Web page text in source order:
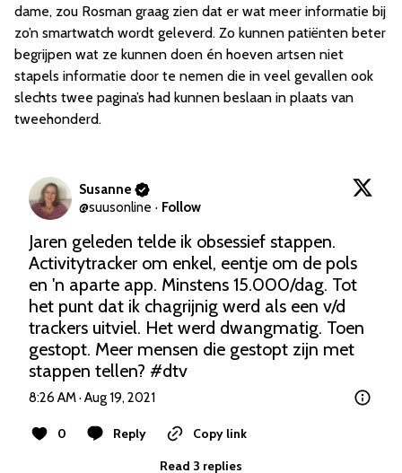
dame, zou Rosman graag zien dat er wat meer informatie bij
zo’n smartwatch wordt geleverd. Zo kunnen patiënten beter
begrijpen wat ze kunnen doen én hoeven artsen niet
stapels informatie door te nemen die in veel gevallen ook
slechts twee pagina’s had kunnen beslaan in plaats van
tweehonderd.
Susanne
@suusonline · Follow
Jaren geleden telde ik obsessief stappen.
Activitytracker om enkel, eentje om de pols
en 'n aparte app. Minstens 15.000/dag. Tot
het punt dat ik chagrijnig werd als een v/d
trackers uitviel. Het werd dwangmatig. Toen
gestopt. Meer mensen die gestopt zijn met
stappen tellen? #dtv
8:26 AM · Aug 19, 2021
0 Reply
Copy link
Read 3 replies